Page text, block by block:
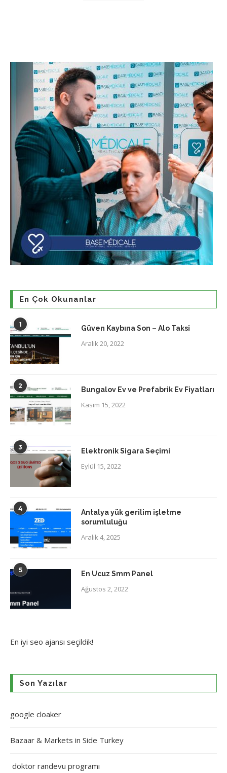
En Çok Okunanlar
1 Güven Kaybına Son – Alo Taksi
Aralık 20, 2022
2 Bungalov Ev ve Prefabrik Ev Fiyatları
Kasım 15, 2022
3 Elektronik Sigara Seçimi
Eylül 15, 2022
4
Antalya yük gerilim işletme
sorumluluğu
Aralık 4, 2025
5 En Ucuz Smm Panel
Ağustos 2, 2022
En iyi seo ajansı seçildik!
Son Yazılar
google cloaker
Bazaar & Markets in Side Turkey
doktor randevu programı